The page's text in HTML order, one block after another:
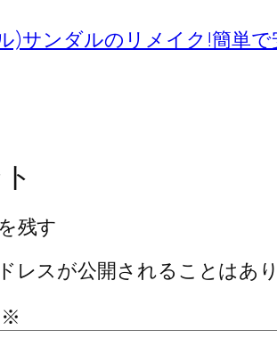
)サンダルのリメイク!簡単で
残す
レスが公開されることはあり
※